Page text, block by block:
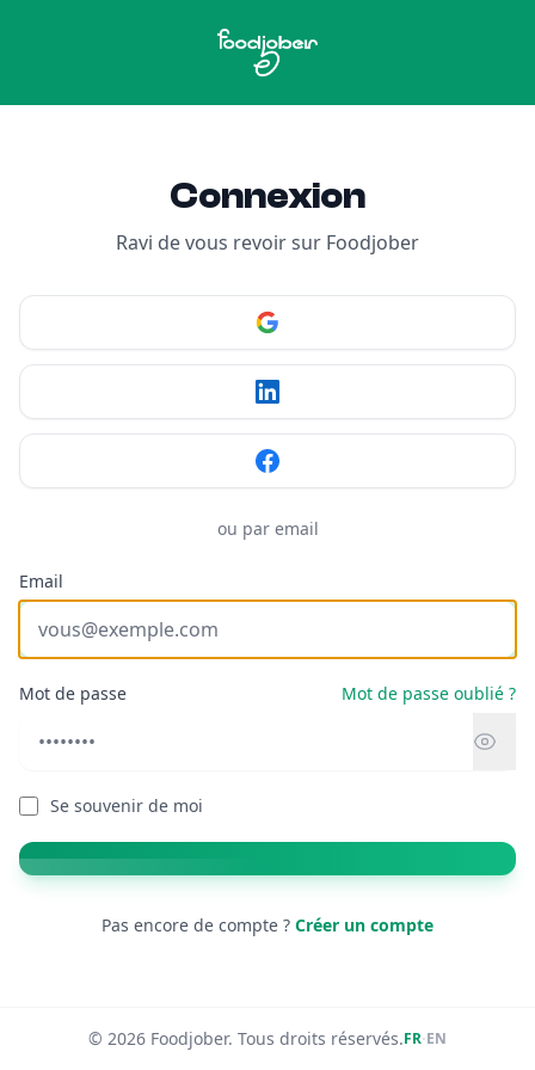
Connexion
Ravi de vous revoir sur Foodjober
ou par email
Email
Mot de passe Mot de passe oublié ?
Se souvenir de moi
Pas encore de compte ? Créer un compte
© 2026 Foodjober. Tous droits réservés.FR·EN